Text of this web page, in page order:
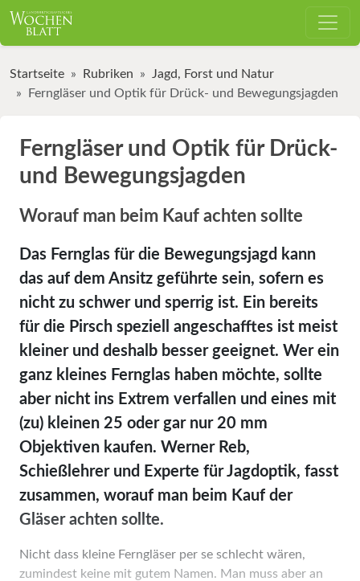
Startseite Rubriken
Jagd, Forst und Natur
Ferngläser und Optik für Drück- und Bewegungsjagden
Ferngläser und Optik für Drück-
und Bewegungsjagden
Worauf man beim Kauf achten sollte
Das Fernglas für die Bewegungsjagd kann
das auf dem Ansitz geführte sein, sofern es
nicht zu schwer und sperrig ist. Ein bereits
für die Pirsch speziell angeschafftes ist meist
kleiner und deshalb besser geeignet. Wer ein
ganz kleines Fernglas haben möchte, sollte
aber nicht ins Extrem verfallen und eines mit
(zu) kleinen 25 oder gar nur 20 mm
Objektiven kaufen. Werner Reb,
Schießlehrer und Experte für Jagdoptik, fasst
zusammen, worauf man beim Kauf der
Gläser achten sollte.
Nicht dass kleine Ferngläser per se schlecht wären,
zumindest keine mit gutem Namen. Man muss aber an